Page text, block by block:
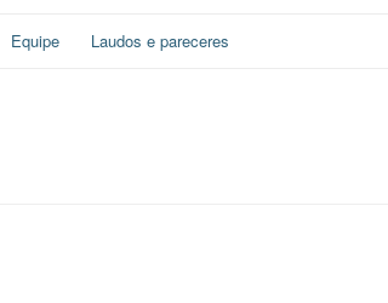
Equipe Laudos e pareceres